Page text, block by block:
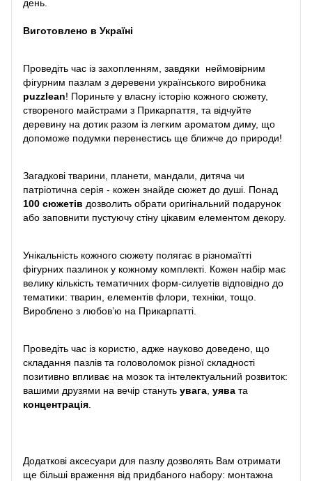
день.
Виготовлено в Україні
Проведіть час із захопленням, завдяки неймовірним
фігурним пазлам з деревени українського виробника
puzzlean! Пориньте у власну історію кожного сюжету,
створеного майстрами з Прикарпаття, та відчуйте
деревину на дотик разом із легким ароматом диму, що
допоможе подумки перенестись ще ближче до природи!
Загадкові тварини, планети, мандали, дитяча чи
патріотична серія - кожен знайде сюжет до душі. Понад
100 сюжетів дозволить обрати оригінальний подарунок
або заповнити пустуючу стіну цікавим елементом декору.
Унікальність кожного сюжету полягає в різномаїтті
фігурних пазлинок у кожному комплекті. Кожен набір має
велику кількість тематичних форм-силуетів відповідно до
тематики: тварин, елементів флори, техніки, тощо.
Вироблено з любов’ю на Прикарпатті.
Проведіть час із користю, адже науково доведено, що
складання пазлів та головоломок різної складності
позитивно впливає на мозок та інтелектуальний розвиток:
вашими друзями на вечір стануть увага уява та
концентрація
Додаткові аксесуари для пазлу дозволять Вам отримати
ще більші враження від придбаного набору: монтажна